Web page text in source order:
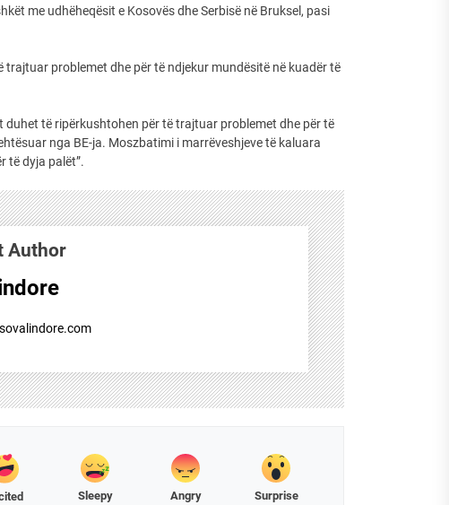
me udhëheqësit e Kosovës dhe Serbisë në Bruksel, pasi
problemet dhe për të ndjekur mundësitë në kuadër të
duhet të ripërkushtohen për të trajtuar problemet dhe për të
nga BE-ja. Moszbatimi i marrëveshjeve të kaluara
të dyja palët”.
Author
Sleepy Angry Surprise